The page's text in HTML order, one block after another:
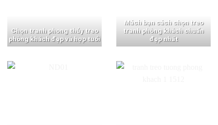
Chọn tranh phong thủy treo
phòng khách đẹp và hợp tuổi
Mách bạn cách chọn treo
tranh phòng khách chuẩn
đẹp nhất